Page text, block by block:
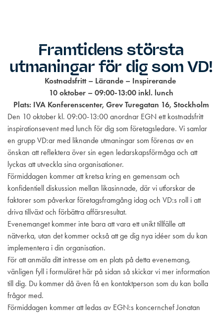
Framtidens största
utmaningar för dig som VD!
Kostnadsfritt – Lärande – Inspirerande
10 oktober – 09:00-13:00 inkl. lunch
Plats: IVA Konferenscenter, Grev Turegatan 16, Stockholm
Den 10 oktober kl. 09:00-13:00 anordnar EGN ett kostnadsfritt
inspirationsevent med lunch för dig som företagsledare. Vi samlar
en grupp VD:ar med liknande utmaningar som förenas av en
önskan att reflektera över sin egen ledarskapsförmåga och att
lyckas att utveckla sina organisationer.
Förmiddagen kommer att kretsa kring en gemensam och
konfidentiell diskussion mellan likasinnade, där vi utforskar de
faktorer som påverkar företagsframgång idag och VD:s roll i att
driva tillväxt och förbättra affärsresultat.
Evenemanget kommer inte bara att vara ett unikt tillfälle att
nätverka, utan det kommer också att ge dig nya idéer som du kan
implementera i din organisation.
För att anmäla ditt intresse om en plats på detta evenemang,
vänligen fyll i formuläret här på sidan så skickar vi mer information
till dig. Du kommer då även få en kontaktperson som du kan bolla
frågor med.
Förmiddagen kommer att ledas av EGN:s koncernchef Jonatan